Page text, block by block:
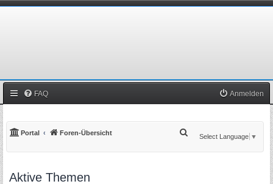
FAQ Anmelden
Portal Foren-Übersicht
Select Language ▼
Aktive Themen